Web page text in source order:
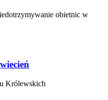
obietnic w
Królewskich